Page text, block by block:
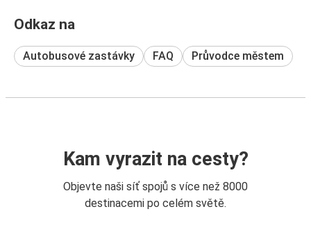
Odkaz na
Autobusové zastávky FAQ Průvodce městem
Kam vyrazit na cesty?
Objevte naši síť spojů s více než 8000
destinacemi po celém světě.